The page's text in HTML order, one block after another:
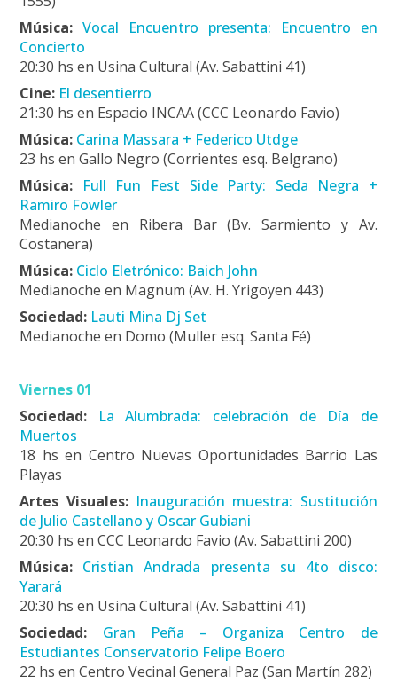
Música:Vocal Encuentro presenta: Encuentro en
Concierto
20:30 hs en Usina Cultural (Av. Sabattini 41)
Cine: El desentierro
21:30 hs en Espacio INCAA (CCC Leonardo Favio)
Música: Carina Massara + Federico Utdge
23 hs en Gallo Negro (Corrientes esq. Belgrano)
Música: Full Fun Fest Side Party: Seda Negra +
Ramiro Fowler
Medianoche en Ribera Bar (Bv. Sarmiento y Av.
Costanera)
Música: Ciclo Eletrónico: Baich John
Medianoche en Magnum (Av. H. Yrigoyen 443)
Sociedad: Lauti Mina Dj Set
Medianoche en Domo (Muller esq. Santa Fé)
Viernes 01
Sociedad:
La Alumbrada: celebración de Día de
Muertos
18 hs en Centro Nuevas Oportunidades Barrio Las
Playas
Artes Visuales: Inauguración muestra: Sustitución
de Julio Castellano y Oscar Gubiani
20:30 hs en CCC Leonardo Favio (Av. Sabattini 200)
Música: Cristian Andrada presenta su 4to disco:
Yarará
20:30 hs en Usina Cultural (Av. Sabattini 41)
Sociedad: Gran Peña – Organiza Centro de
Estudiantes Conservatorio Felipe Boero
22 hs en Centro Vecinal General Paz (San Martín 282)